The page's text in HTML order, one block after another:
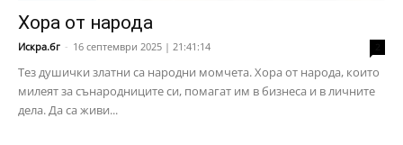
Хора от народа
Искра.бг - 16 септември 2025 | 21:41:14
Тез душички златни са народни момчета. Хора от народа, които
милеят за сънародниците си, помагат им в бизнеса и в личните
дела. Да са живи...